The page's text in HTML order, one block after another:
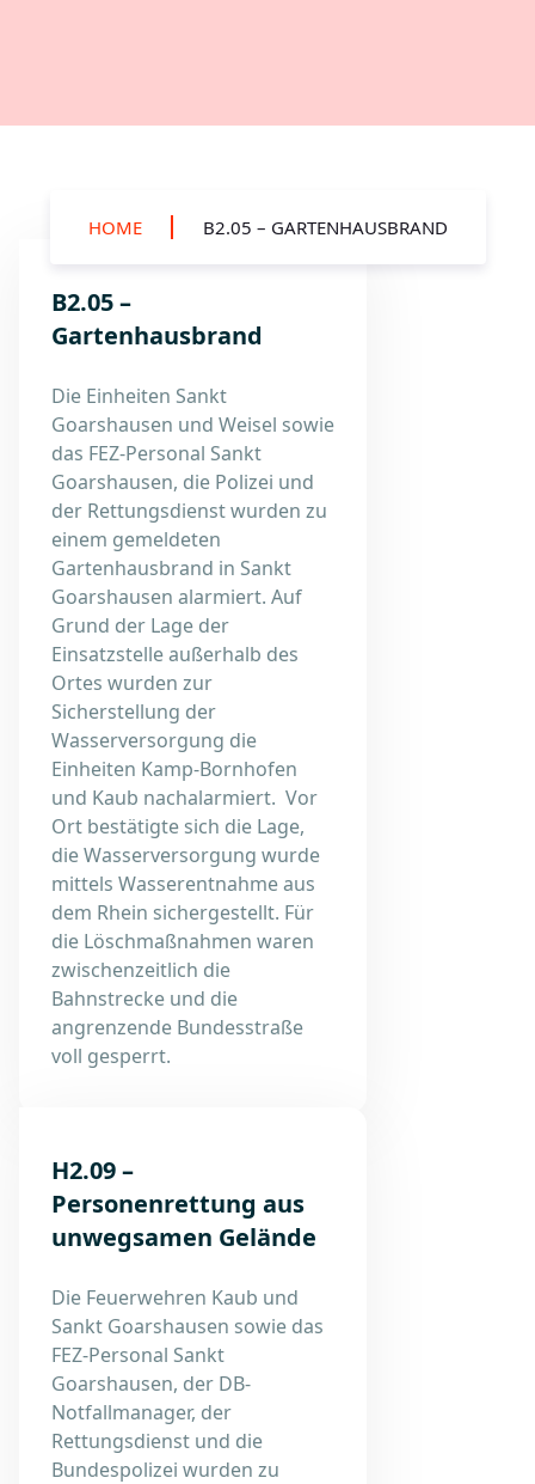
HOME B2.05 – GARTENHAUSBRAND
B2.05 –
Gartenhausbrand
Die Einheiten Sankt
Goarshausen und Weisel sowie
das FEZ-Personal Sankt
Goarshausen, die Polizei und
der Rettungsdienst wurden zu
einem gemeldeten
Gartenhausbrand in Sankt
Goarshausen alarmiert. Auf
Grund der Lage der
Einsatzstelle außerhalb des
Ortes wurden zur
Sicherstellung der
Wasserversorgung die
Einheiten Kamp-Bornhofen
und Kaub nachalarmiert. Vor
Ort bestätigte sich die Lage,
die Wasserversorgung wurde
mittels Wasserentnahme aus
dem Rhein sichergestellt. Für
die Löschmaßnahmen waren
zwischenzeitlich die
Bahnstrecke und die
angrenzende Bundesstraße
voll gesperrt.
H2.09 –
Personenrettung aus
unwegsamen Gelände
Die Feuerwehren Kaub und
Sankt Goarshausen sowie das
FEZ-Personal Sankt
Goarshausen, der DB-
Notfallmanager, der
Rettungsdienst und die
Bundespolizei wurden zu